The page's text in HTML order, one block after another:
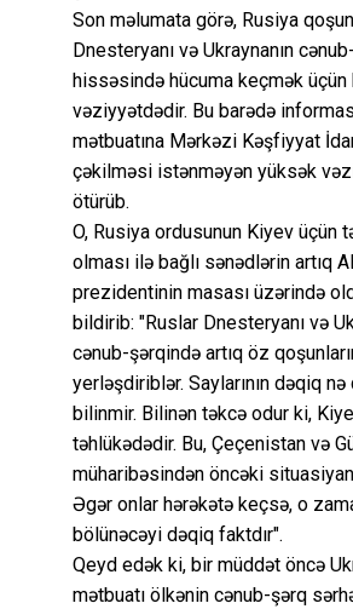
Son məlumata görə, Rusiya
Dnesteryanı və Ukraynanın
hissəsində hücuma keçmək üçün
vəziyyətdədir. Bu barədə
mətbuatına Mərkəzi Kəşfiyyat
çəkilməsi istənməyən yüksək
ötürüb.
O, Rusiya ordusunun Kiyev üçün
olması ilə bağlı sənədlərin artıq
prezidentinin masası üzərində
bildirib: "Ruslar Dnesteryanı və
cənub-şərqində artıq öz
yerləşdiriblər. Saylarının dəqiq
bilinmir. Bilinən təkcə odur ki,
təhlükədədir. Bu, Çeçenistan və
müharibəsindən öncəki
Əgər onlar hərəkətə keçsə, o
bölünəcəyi dəqiq faktdır".
Qeyd edək ki, bir müddət öncə
mətbuatı ölkənin cənub-şərq